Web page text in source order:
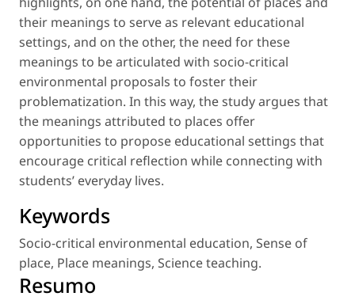
their meanings to serve as relevant educational
settings, and on the other, the need for these
meanings to be articulated with socio-critical
environmental proposals to foster their
problematization. In this way, the study argues that
the meanings attributed to places offer
opportunities to propose educational settings that
encourage critical reflection while connecting with
students’ everyday lives.
Keywords
Socio-critical environmental education, Sense of
place, Place meanings, Science teaching.
Resumo